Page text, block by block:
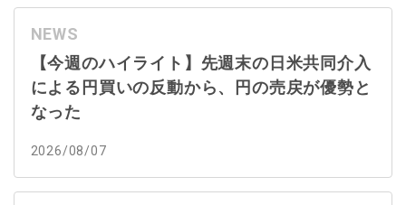
NEWS
【今週のハイライト】先週末の日米共同介入
による円買いの反動から、円の売戻が優勢と
なった
2026/08/07